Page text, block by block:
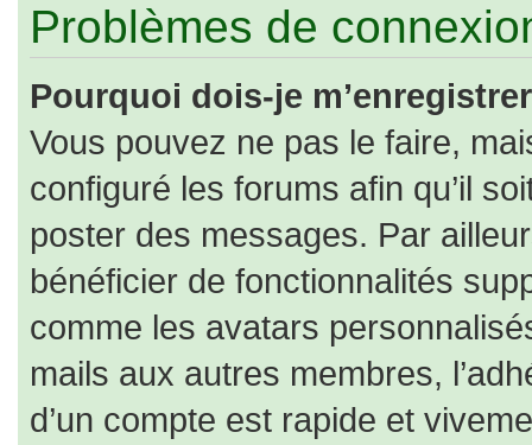
Problèmes de
Pourquoi dois-je
Vous pouvez ne pas le faire,
configuré les forums afin qu’il
poster des messages. Par
bénéficier de fonctionnalités
comme les avatars
mails aux autres membres,
d’un compte est rapide et